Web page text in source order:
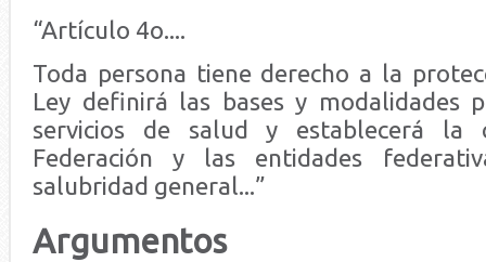
“Artículo 4o....
Toda persona tiene derecho a la
Ley definirá las bases y modalidades
servicios de salud y establecerá la
Federación y las entidades
salubridad general...”
Argumentos